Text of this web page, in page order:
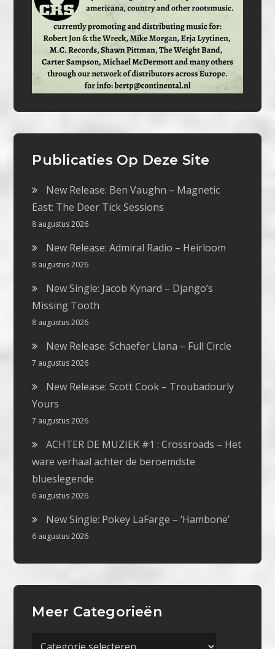
Publicaties Op Deze Site
New Release: Ben Vaughn – Magnetic
East: The Deer Tick Sessions
8 augustus 2026
New Release: Admiral Radio – Heirloom
8 augustus 2026
New Single: Jacob Kynard – Django’s
Missing Tooth
8 augustus 2026
New Release: Schaefer Llana – Full Circle
7 augustus 2026
New Release: Scott Cook – Troubadourly
Yours
7 augustus 2026
ACHTER DE MUZIEK #1 : Crossroads – Het
ware verhaal achter de beroemdste
blueslegende
6 augustus 2026
New Single: Pokey LaFarge – ‘Hambone’
6 augustus 2026
Meer Categorieën
Meer